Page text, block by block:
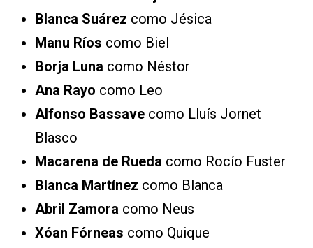
Blanca Suárez como Jésica
Manu Ríos como Biel
Borja Luna como Néstor
Ana Rayo como Leo
Alfonso Bassave como Lluís Jornet
Blasco
Macarena de Rueda como Rocío Fuster
Blanca Martínez como Blanca
Abril Zamora como Neus
Xóan Fórneas como Quique